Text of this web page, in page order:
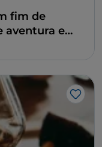
fim de
aventura e